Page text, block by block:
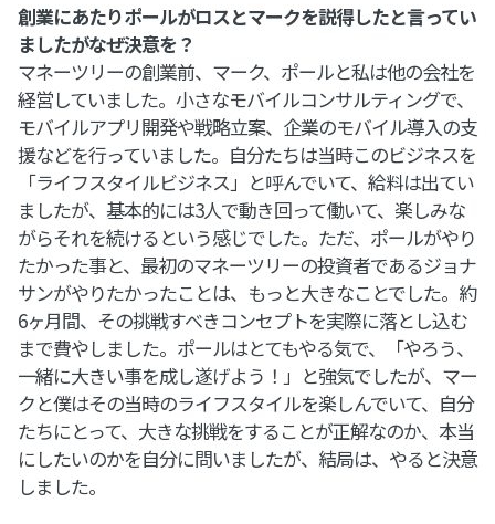
創業にあたりポールがロスとマークを説得したと言ってい
ましたがなぜ決意を？
マネーツリーの創業前、マーク、ポールと私は他の会社を
経営していました。小さなモバイルコンサルティングで、
モバイルアプリ開発や戦略立案、企業のモバイル導入の支
援などを行っていました。自分たちは当時このビジネスを
「ライフスタイルビジネス」と呼んでいて、給料は出てい
ましたが、基本的には3人で動き回って働いて、楽しみな
がらそれを続けるという感じでした。ただ、ポールがやり
たかった事と、最初のマネーツリーの投資者であるジョナ
サンがやりたかったことは、もっと大きなことでした。約
6ヶ月間、その挑戦すべきコンセプトを実際に落とし込む
まで費やしました。ポールはとてもやる気で、「やろう、
一緒に大きい事を成し遂げよう！」と強気でしたが、マー
クと僕はその当時のライフスタイルを楽しんでいて、自分
たちにとって、大きな挑戦をすることが正解なのか、本当
にしたいのかを自分に問いましたが、結局は、やると決意
しました。